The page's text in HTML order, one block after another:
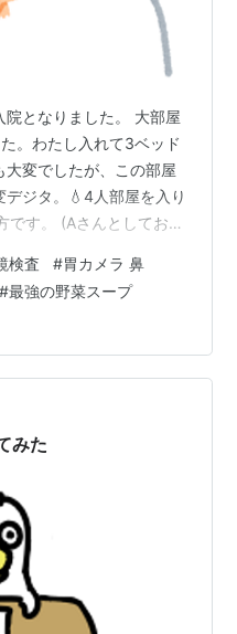
となりました。 大部屋
。わたし入れて3ベッド
変でしたが、この部屋
ジタ。💧4人部屋を入り
です。 (Aさんとしておき
たしです。 Bさんと同
ナ以降個室のカーテン
しとBさんがこの部屋
での独り言がはじまった
たままなので中で何をし
検査 #胃カメラ 鼻
#最強の野菜スープ
みた